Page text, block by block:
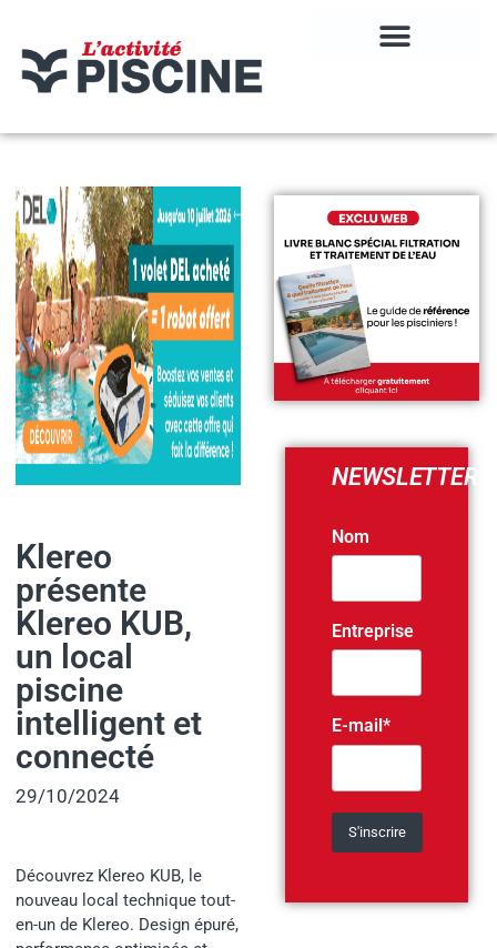
Klereo
présente
Klereo KUB,
un local
piscine
intelligent et
connecté
29/10/2024
Découvrez Klereo KUB, le
nouveau local technique tout-
en-un de Klereo. Design épuré,
NEWSLETTER
Nom
Entreprise
E-mail*